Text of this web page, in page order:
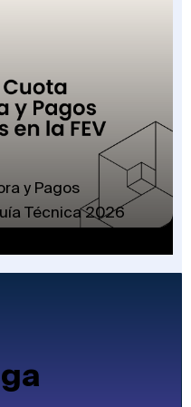
y Pagos
Técnica 2026